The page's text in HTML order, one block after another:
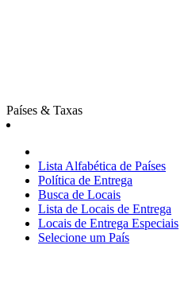
Países & Taxas
Lista Alfabética de Países
Política de Entrega
Busca de Locais
Lista de Locais de Entrega
Locais de Entrega Especiais
Selecione um País